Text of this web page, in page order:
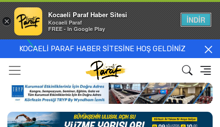
KOCAELİ PARAF HABER SİTESİNE HOŞ GELDİNİZ
×
Kocaeli Paraf Haber Sitesi
Kocaeli Paraf
FREE - In Google Play
İNDİR